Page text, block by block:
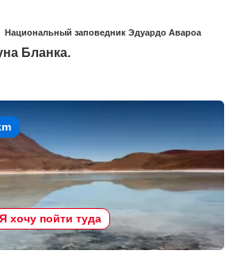
Национальный заповедник Эдуардо Авароа
Бланка.
Я хочу пойти туда